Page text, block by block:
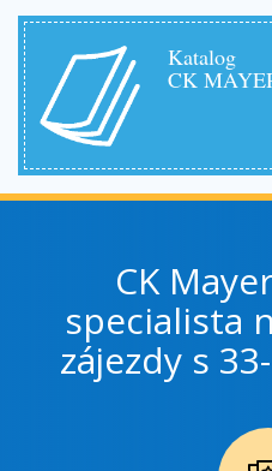
Katalog
CK
CK
specialista
zájezdy s